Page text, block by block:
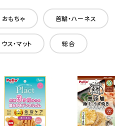
おもちゃ 首輪・ハーネス
ス・マット 総合